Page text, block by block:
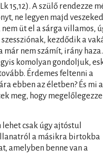
15,12). A szülő rendezze
ne legyen majd
üt el a sárga villamos,
kezdődik a
nem számít, irány haza.
komolyan gondoljuk,
Érdemes feltenni a
ebben az életben? És mi
meg, hogy
csak úgy ajtóstul
a másikra birtokba
amelyben benne van a